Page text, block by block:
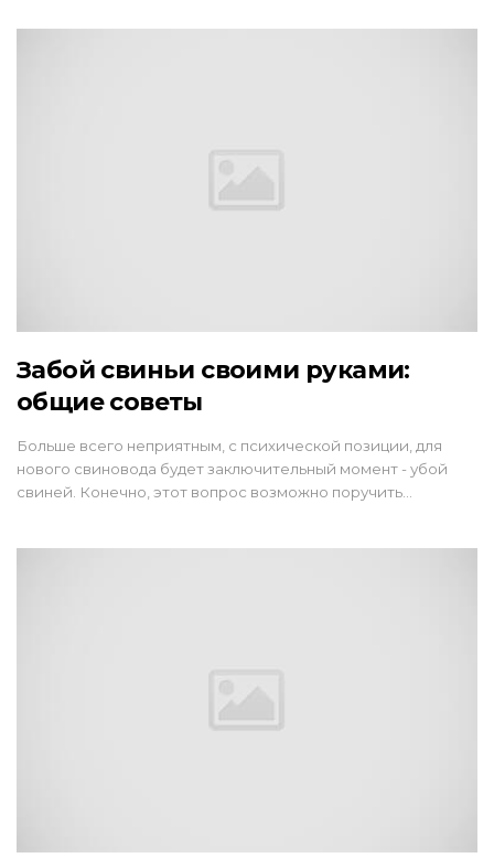
Забой свиньи своими руками:
общие советы
Больше всего неприятным, с психической позиции, для
нового свиновода будет заключительный момент - убой
свиней. Конечно, этот вопрос возможно поручить…